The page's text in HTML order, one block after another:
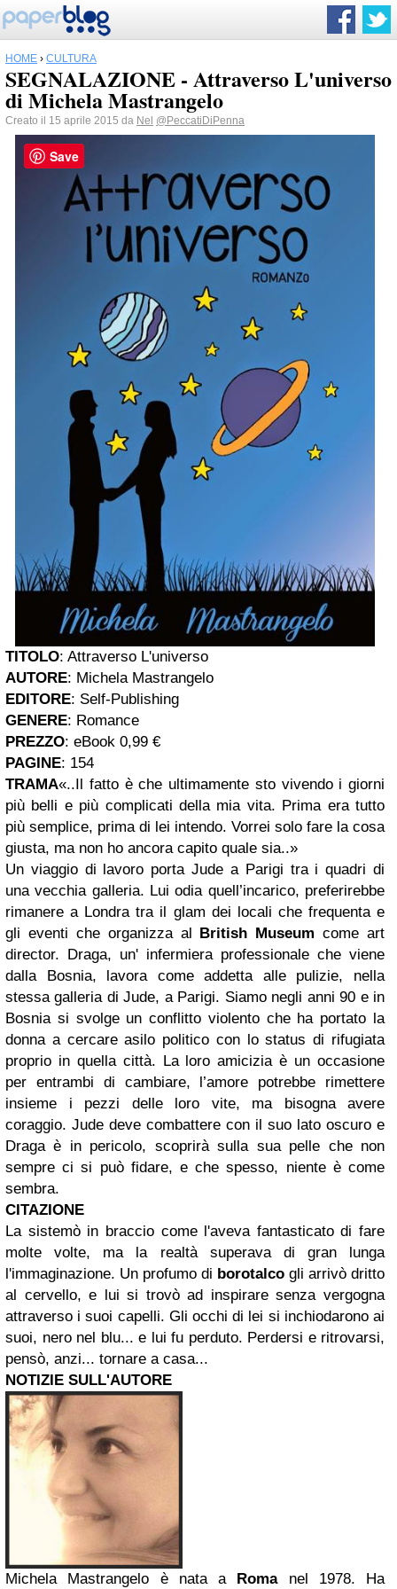
HOME › CULTURA
SEGNALAZIONE - Attraverso L'universo
di Michela Mastrangelo
Creato il 15 aprile 2015 da Nel @PeccatiDiPenna
TITOLO: Attraverso L'universo
AUTORE: Michela Mastrangelo
EDITORE: Self-Publishing
GENERE: Romance
PREZZO: eBook 0,99 €
PAGINE: 154
TRAMA«..Il fatto è che ultimamente sto vivendo i giorni
più belli e più complicati della mia vita. Prima era tutto
più semplice, prima di lei intendo. Vorrei solo fare la cosa
giusta, ma non ho ancora capito quale sia..»
Un viaggio di lavoro porta Jude a Parigi tra i quadri di
una vecchia galleria. Lui odia quell’incarico, preferirebbe
rimanere a Londra tra il glam dei locali che frequenta e
gli eventi che organizza al
British Museum come art
director. Draga, un' infermiera professionale che viene
dalla Bosnia, lavora come addetta alle pulizie, nella
stessa galleria di Jude, a Parigi. Siamo negli anni 90 e in
Bosnia si svolge un conflitto violento che ha portato la
donna a cercare asilo politico con lo status di rifugiata
proprio in quella città. La loro amicizia è un occasione
per entrambi di cambiare, l’amore potrebbe rimettere
insieme i pezzi delle loro vite, ma bisogna avere
coraggio. Jude deve combattere con il suo lato oscuro e
Draga è in pericolo, scoprirà sulla sua pelle che non
sempre ci si può fidare, e che spesso, niente è come
sembra.
CITAZIONE
La sistemò in braccio come l'aveva fantasticato di fare
molte volte, ma la realtà superava di gran lunga
l'immaginazione. Un profumo di borotalco gli arrivò dritto
al cervello, e lui si trovò ad inspirare senza vergogna
attraverso i suoi capelli. Gli occhi di lei si inchiodarono ai
suoi, nero nel blu... e lui fu perduto. Perdersi e ritrovarsi,
pensò, anzi... tornare a casa...
NOTIZIE SULL'AUTORE
Michela Mastrangelo è nata a Romanel 1978. Ha
Save